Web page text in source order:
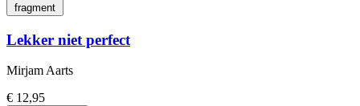
fragment
Lekker niet perfect
Mirjam Aarts
€ 12,95